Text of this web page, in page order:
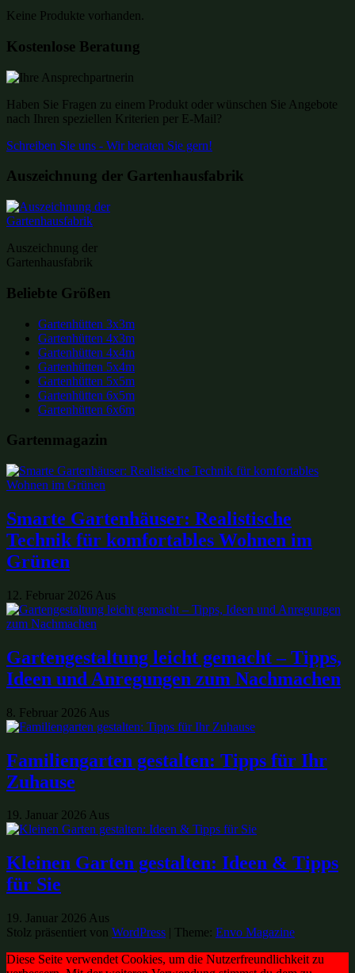
Keine Produkte vorhanden.
Kostenlose Beratung
Haben Sie Fragen zu einem Produkt oder wünschen Sie Angebote
nach Ihren speziellen Kriterien per E-Mail?
Schreiben Sie uns - Wir beraten Sie gern!
Auszeichnung der Gartenhausfabrik
Auszeichnung der
Gartenhausfabrik
Beliebte Größen
Gartenhütten 3x3m
Gartenhütten 4x3m
Gartenhütten 4x4m
Gartenhütten 5x4m
Gartenhütten 5x5m
Gartenhütten 6x5m
Gartenhütten 6x6m
Gartenmagazin
Smarte Gartenhäuser: Realistische
Technik für komfortables Wohnen im
Grünen
12. Februar 2026 Aus
Gartengestaltung leicht gemacht – Tipps,
Ideen und Anregungen zum Nachmachen
8. Februar 2026 Aus
Familiengarten gestalten: Tipps für Ihr
Zuhause
19. Januar 2026 Aus
Kleinen Garten gestalten: Ideen & Tipps
für Sie
19. Januar 2026 Aus
Stolz präsentiert von WordPress | Theme: Envo Magazine
Diese Seite verwendet Cookies, um die Nutzerfreundlichkeit zu